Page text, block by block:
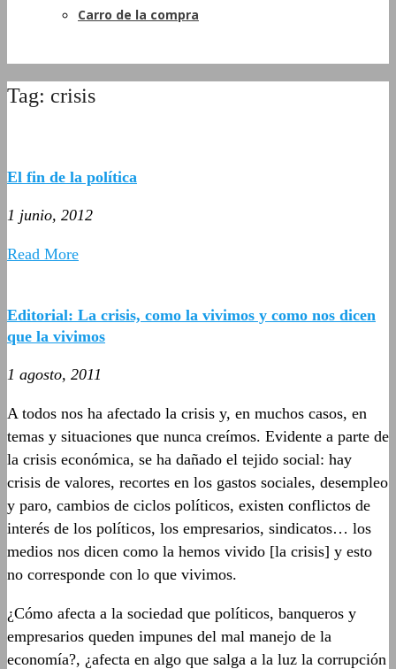
Carro de la compra
Tag: crisis
El fin de la política
1 junio, 2012
Read More
Editorial: La crisis, como la vivimos y como nos dicen
que la vivimos
1 agosto, 2011
A todos nos ha afectado la crisis y, en muchos casos, en
temas y situaciones que nunca creímos. Evidente a parte de
la crisis económica, se ha dañado el tejido social: hay
crisis de valores, recortes en los gastos sociales, desempleo
y paro, cambios de ciclos políticos, existen conflictos de
interés de los políticos, los empresarios, sindicatos… los
medios nos dicen como la hemos vivido [la crisis] y esto
no corresponde con lo que vivimos.
¿Cómo afecta a la sociedad que políticos, banqueros y
empresarios queden impunes del mal manejo de la
economía?, ¿afecta en algo que salga a la luz la corrupción